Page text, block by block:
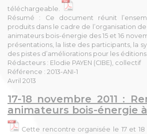
téléchargeable.
Résumé : Ce document réunit
produits dans le cadre de l’organisation
animateurs bois-énergie des 15 et 16
présentations, la liste des participants, la
des pistes d’améliorations pour les éditions
Rédacteurs : Elodie PAYEN (CIBE), collectif
Référence : 2013-ANI-1
Avril 2013
17-18 novembre 2011 :
animateurs bois-énergie
Cette rencontre organisée le 17 et 18